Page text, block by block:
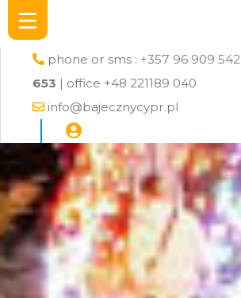
phone or sms : +357 96 909 542
653 | office +48 221189 040
info@bajecznycypr.pl